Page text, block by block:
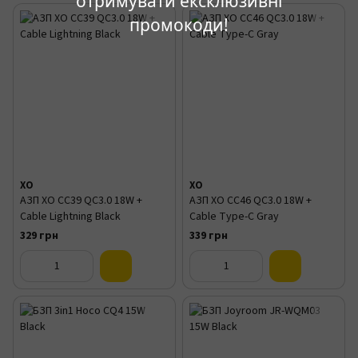
промокоди!
XO
АЗП XO CC39 QC3.0 18W +
Cable Lightning Black
329 грн
XO
АЗП XO CC46 QC3.0 18W +
Cable Type-C Gray
339 грн